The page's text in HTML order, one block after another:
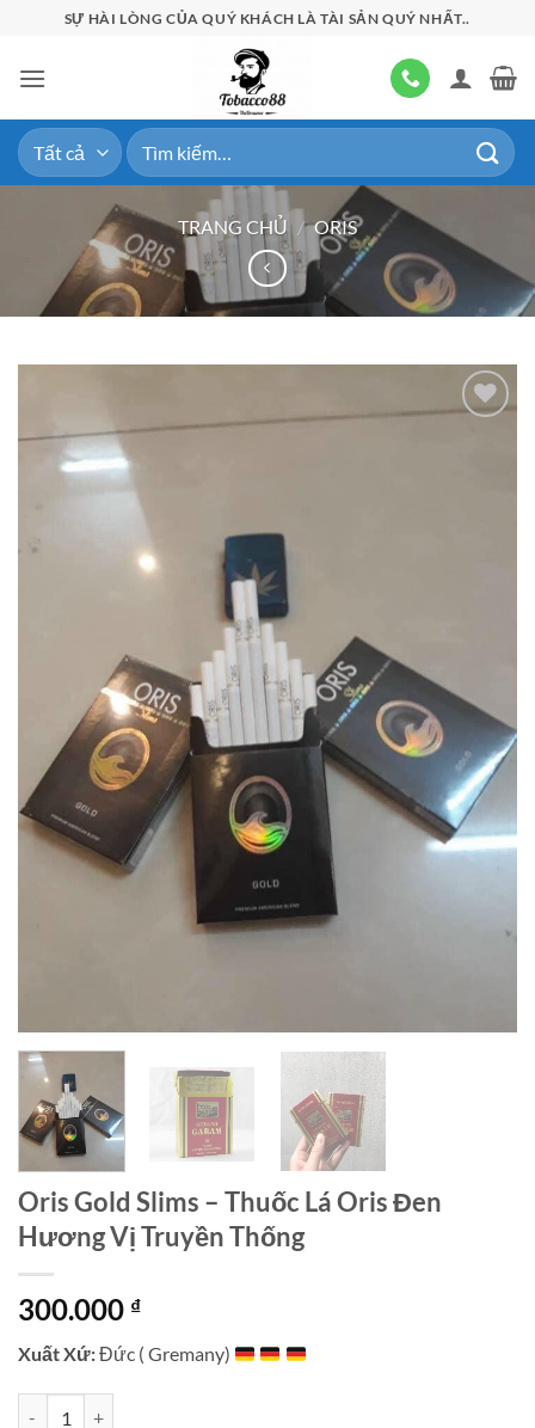
nội
SỰ HÀI LÒNG CỦA QUÝ KHÁCH LÀ TÀI SẢN QUÝ NHẤT..
Tìm
kiếm:
TRANG CHỦ / ORIS
Oris Gold Slims – Thuốc Lá Oris Đen
Hương Vị Truyền Thống
300.000 ₫
Xuất Xứ:Đức ( Gremany)